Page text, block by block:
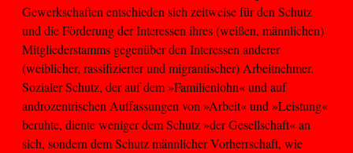
Gewerkschaften entschieden sich zeitweise für den Schutz
und die Förderung der Interessen ihres (weißen, männlichen)
Mitgliederstamms gegenüber den Interessen anderer
(weiblicher, rassifizierter und migrantischer) Arbeitnehmer.
Sozialer Schutz, der auf dem »Familienlohn« und auf
androzentrischen Auffassungen von »Arbeit« und »Leistung«
beruhte, diente weniger dem Schutz »der Gesellschaft« an
sich, sondern dem Schutz männlicher Vorherrschaft, wie